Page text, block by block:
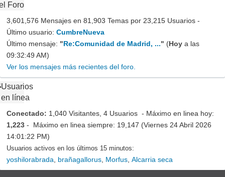
Foro
3,601,576 Mensajes en 81,903 Temas por 23,215 Usuarios -
Último usuario: CumbreNueva
Último mensaje: "Re:Comunidad de Madrid, ..." (Hoy a las
09:32:49 AM)
Ver los mensajes más recientes del foro.
Usuarios
en línea
Conectado: 1,040 Visitantes, 4 Usuarios - Máximo en linea hoy:
1,223 - Máximo en linea siempre: 19,147 (Viernes 24 Abril 2026
14:01:22 PM)
Usuarios activos en los últimos 15 minutos:
yoshilorabrada brañagallorus Morfus Alcarria seca